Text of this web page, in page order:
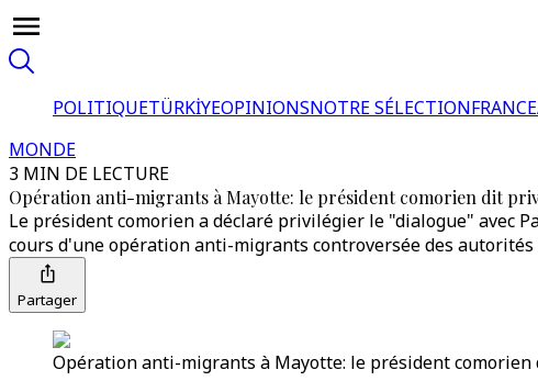
POLITIQUETÜRKİYEOPINIONSNOTRE SÉLECTIONFRANCE
MONDE
3 MIN DE LECTURE
Opération anti-migrants à Mayotte: le président comorien dit
Le président comorien a déclaré privilégier le "dialogue" avec
cours d'une opération anti-migrants controversée des autorités
Partager
Opération anti-migrants à Mayotte: le président comorien